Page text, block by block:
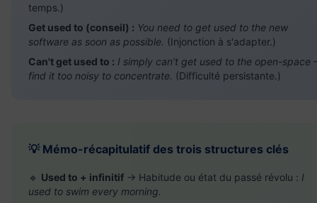
temps.)
Get used to (conseil) : You need to get used to the new
software as soon as possible. (Injonction à s'adapter.)
Can't get used to : I simply can't get used to the open-space
find it too noisy to concentrate. (Difficulté persistante.)
💡 Mémo-récapitulatif des trois structures clés
🔹 Used to + infinitif → Habitude ou état du passé révolu : I
used to swim every morning.